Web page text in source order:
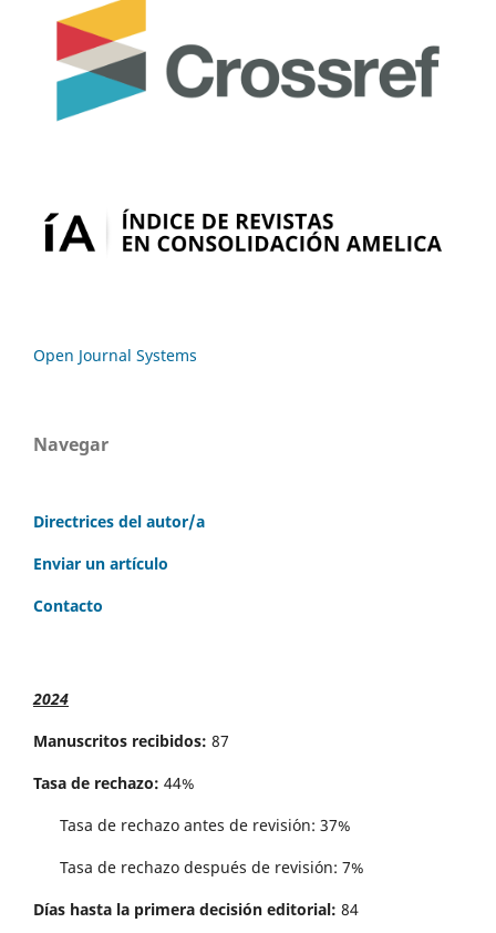
Open Journal Systems
Navegar
Directrices del autor/a
Enviar un artículo
Contacto
2024
Manuscritos recibidos: 87
Tasa de rechazo: 44%
Tasa de rechazo antes de revisi´on: 37%
Tasa de rechazo después de revisión: 7%
Días hasta la primera decisión editorial: 84